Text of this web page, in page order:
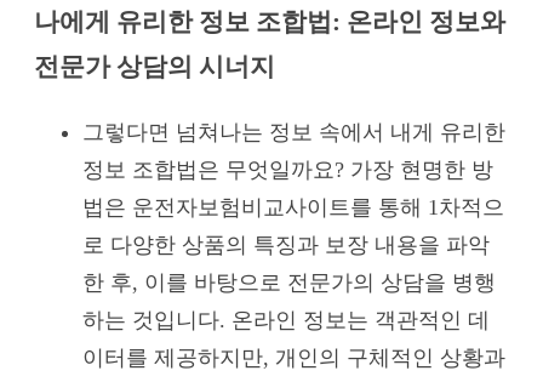
나에게 유리한 정보 조합법: 온라인 정보와
전문가 상담의 시너지
그렇다면 넘쳐나는 정보 속에서 내게 유리한
정보 조합법은 무엇일까요? 가장 현명한 방
법은 운전자보험비교사이트를 통해 1차적으
로 다양한 상품의 특징과 보장 내용을 파악
한 후, 이를 바탕으로 전문가의 상담을 병행
하는 것입니다. 온라인 정보는 객관적인 데
이터를 제공하지만, 개인의 구체적인 상황과